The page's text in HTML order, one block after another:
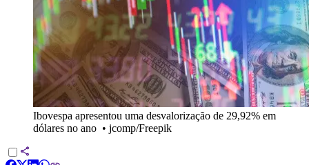
Ibovespa apresentou uma desvalorização de 29,92% em
dólares no ano • jcomp/Freepik